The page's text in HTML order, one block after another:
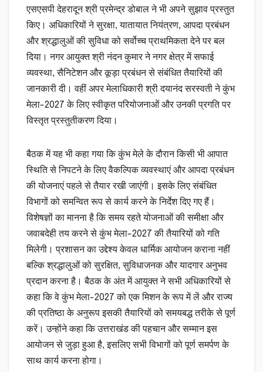
एसएसपी देहरादून श्री प्रमेन्द्र डोबाल ने भी अपने सुझाव प्रस्तुत
किए। अधिकारियों ने सुरक्षा, यातायात नियंत्रण, आपदा प्रबंधन
और श्रद्धालुओं की सुविधा को सर्वोच्च प्राथमिकता देने पर बल
दिया। नगर आयुक्त श्री नंदन कुमार ने नगर क्षेत्र में सफाई
व्यवस्था, सैनिटेशन और कूड़ा प्रबंधन से संबंधित तैयारियों की
जानकारी दी। वहीं अपर मेलाधिकारी श्री दयानंद सरस्वती ने कुंभ
मेला-2027 के लिए स्वीकृत परियोजनाओं और उनकी प्रगति पर
विस्तृत प्रस्तुतीकरण दिया।
बैठक में यह भी कहा गया कि कुंभ मेले के दौरान किसी भी आपात
स्थिति से निपटने के लिए वैकल्पिक व्यवस्थाएं और आपदा प्रबंधन
की योजनाएं पहले से तैयार रखी जाएंगी। इसके लिए संबंधित
विभागों को समन्वित रूप से कार्य करने के निर्देश दिए गए हैं।
विशेषज्ञों का मानना है कि समय रहते योजनाओं की समीक्षा और
जवाबदेही तय करने से कुंभ मेला-2027 की तैयारियों को गति
मिलेगी। प्रशासन का उद्देश्य केवल धार्मिक आयोजन कराना नहीं
बल्कि श्रद्धालुओं को सुरक्षित, सुविधाजनक और यादगार अनुभव
प्रदान करना है। बैठक के अंत में आयुक्त ने सभी अधिकारियों से
कहा कि वे कुंभ मेला-2027 को एक मिशन के रूप में लें और राज्य
की प्रतिष्ठा के अनुरूप इसकी तैयारियों को समयबद्ध तरीके से पूर्ण
करें। उन्होंने कहा कि उत्तराखंड की पहचान और सम्मान इस
आयोजन से जुड़ा हुआ है, इसलिए सभी विभागों को पूर्ण समर्पण के
साथ कार्य करना होगा।